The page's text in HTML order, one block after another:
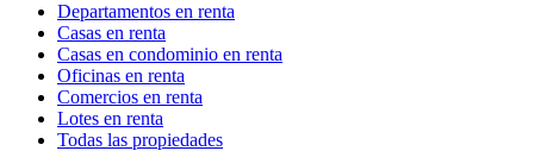
Departamentos en renta
Casas en renta
Casas en condominio en renta
Oficinas en renta
Comercios en renta
Lotes en renta
Todas las propiedades